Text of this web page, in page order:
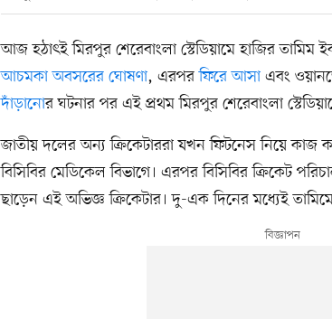
আজ হঠাৎই মিরপুর শেরেবাংলা স্টেডিয়ামে হাজির তামিম
আচমকা অবসরের ঘোষণা, এরপরফিরে আসা এবং
দাঁড়ানোর ঘটনার পর এই প্রথম মিরপুর শেরেবাংলা
জাতীয় দলের অন্য ক্রিকেটাররা যখন ফিটনেস নিয়ে
বিসিবির মেডিকেল বিভাগে। এরপর বিসিবির ক্রিকেট
ছাড়েন এই অভিজ্ঞ ক্রিকেটার। দু-এক দিনের মধ্যেই